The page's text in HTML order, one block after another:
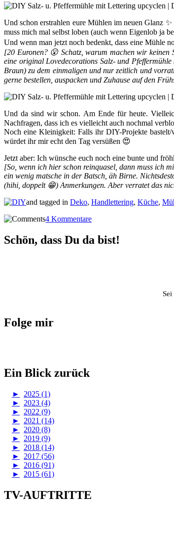
Und schon erstrahlen eure Mühlen im neuen Glanz
muss mich mal selbst loben (auch wenn Eigenlob ja
Und wenn man jetzt noch bedenkt, dass eine Mühle
[20 Euronen? 😮 Schatz, warum machen wir
eine original Lovedecorations Salz- und
Braun) zu dem einmaligen und nur zeitlich und
gerne bestellen, auspacken und Zuhause auf den
Und da sind wir schon. Am Ende für heute.
Nachfragen, dass ich es vielleicht auch nochmal
Noch eine Kleinigkeit: Falls ihr DIY-Projekte
würdet ihr mir echt den Tag versüßen 😍
Jetzt aber: Ich wünsche euch noch eine bunte und
[So, wenn ich hier schon reinquasel, dann muss ich
ein wenig matsche in der Batsch, äh Birne.
(hihi, doppelt 😁) Anmerkungen. Aber verratet das
and tagged in Deko, Handlettering, Küche,
4 Kommentare
Schön, dass Du da bist!
Folge mir
Ein Blick zurück
►
2025 (1)
►
2023 (4)
►
2022 (9)
►
2021 (14)
►
2020 (8)
►
2019 (9)
►
2018 (14)
►
2017 (56)
►
2016 (91)
►
2015 (61)
TV-AUFTRITTE